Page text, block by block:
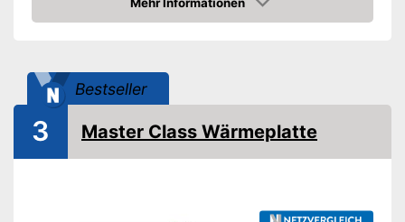
Überhitzungsschutz
Farbe
Gewicht
Amazon Lieferzeit
siehe Anbieter
Amazon
Bestseller
3 Master Class Wärmeplatte